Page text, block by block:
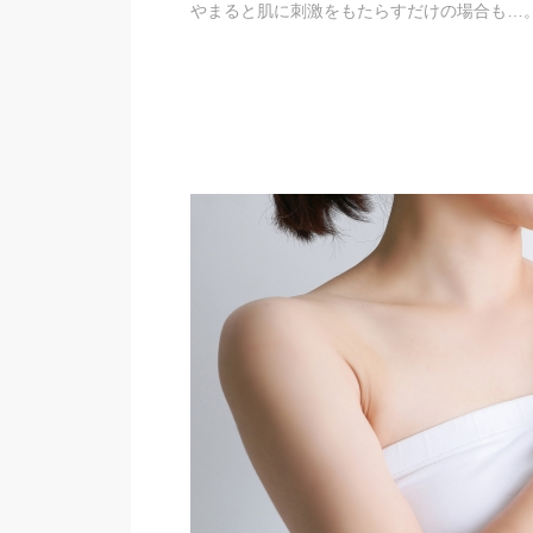
やまると肌に刺激をもたらすだけの場合も…